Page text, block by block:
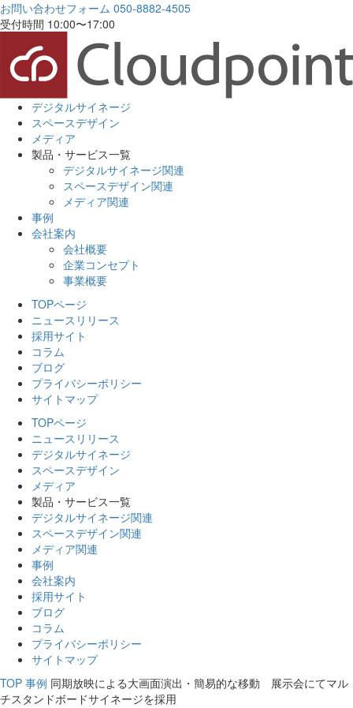
お問い合わせフォーム 050-8882-4505
受付時間 10:00〜17:00
デジタルサイネージ
スペースデザイン
メディア
製品・サービス一覧
デジタルサイネージ関連
スペースデザイン関連
メディア関連
事例
会社案内
会社概要
企業コンセプト
事業概要
TOPページ
ニュースリリース
採用サイト
コラム
ブログ
プライバシーポリシー
サイトマップ
TOPページ
ニュースリリース
デジタルサイネージ
スペースデザイン
メディア
製品・サービス一覧
デジタルサイネージ関連
スペースデザイン関連
メディア関連
事例
会社案内
採用サイト
ブログ
コラム
プライバシーポリシー
サイトマップ
TOP 事例 同期放映による大画面演出・簡易的な移動 展示会にてマル
チスタンドボードサイネージを採用